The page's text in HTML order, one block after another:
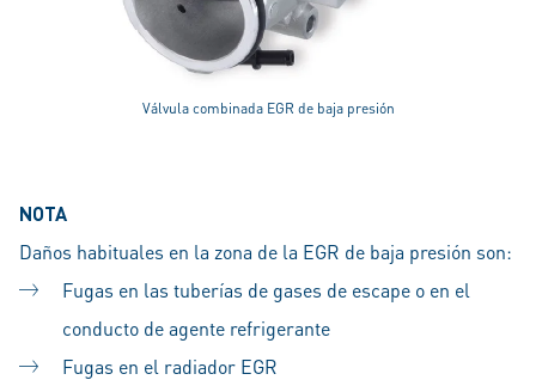
Válvula combinada EGR de baja presión
NOTA
Daños habituales en la zona de la EGR de baja presión son:
Fugas en las tuberías de gases de escape o en el
conducto de agente refrigerante
Fugas en el radiador EGR